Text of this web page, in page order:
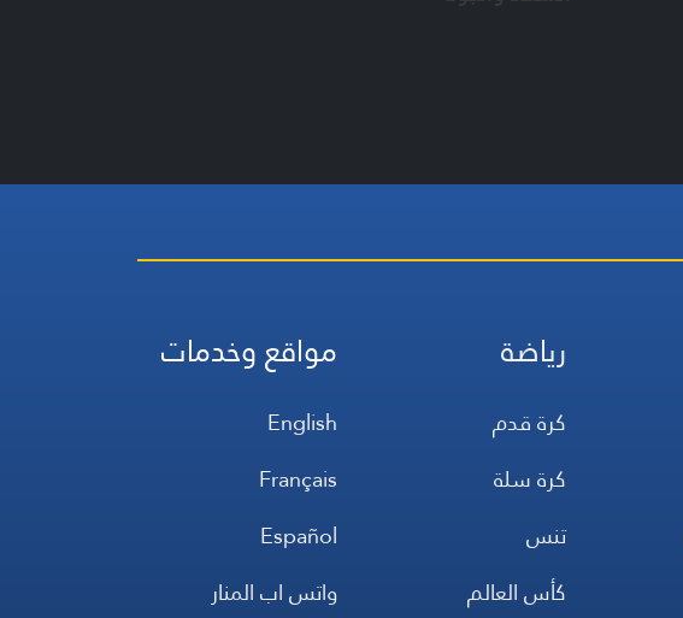
رياضة
كرة قدم
كرة سلة
تنس
كأس العالم
مواقع وخدمات
English
Français
Español
واتس اب المنار